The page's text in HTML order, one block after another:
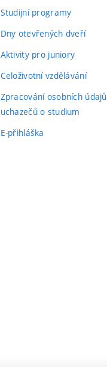
Studijní programy
Dny otevřených dveří
Aktivity pro juniory
Celoživotní vzdělávání
Zpracování osobních údajů
uchazečů o studium
E-přihláška